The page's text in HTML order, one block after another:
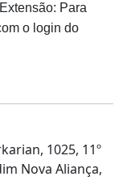
Para
o login do
1025, 11º
Nova Aliança,